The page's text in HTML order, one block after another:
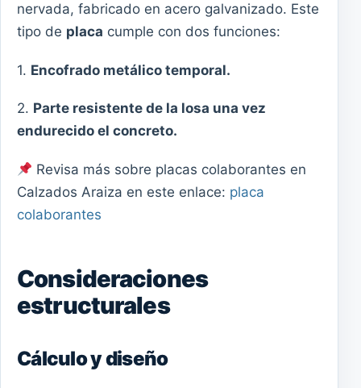
nervada, fabricado en acero galvanizado. Este
tipo de placa cumple con dos funciones:
1. Encofrado metálico temporal.
2. Parte resistente de la losa una vez
endurecido el concreto.
Revisa más sobre placas colaborantes en
Calzados Araiza en este enlace: placa
colaborantes
Consideraciones
estructurales
Cálculo y diseño